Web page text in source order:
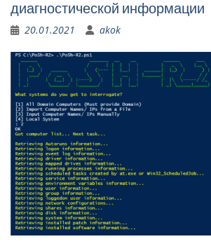
диагностической информации
20.01.2021 akok